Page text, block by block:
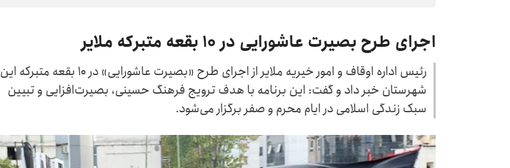
اجرای طرح بصیرت عاشورایی در ۱۰ بقعه متبرکه ملایر
رئیس اداره اوقاف و امور خیریه ملایر از اجرای طرح «بصیرت عاشورایی» در ۱۰ بقعه متبرکه این
شهرستان خبر داد و گفت: این برنامه با هدف ترویج فرهنگ حسینی، بصیرت‌افزایی و تبیین
سبک زندگی اسلامی در ایام محرم و صفر برگزار می‌شود.